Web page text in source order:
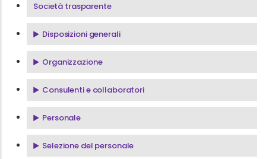
Società trasparente
Disposizioni generali
Organizzazione
Consulenti e collaboratori
Personale
Selezione del personale